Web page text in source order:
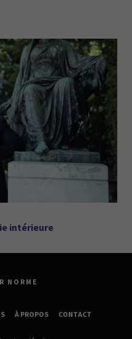
intérieure
NORME
À PROPOS CONTACT